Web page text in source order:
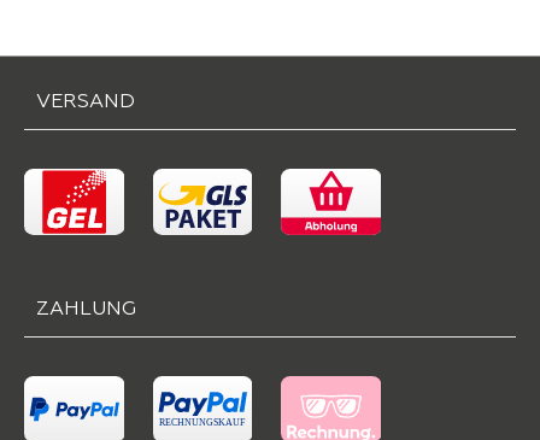
VERSAND
ZAHLUNG